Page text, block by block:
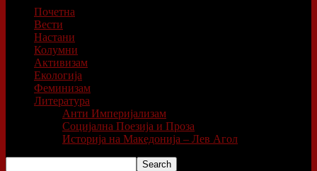
Почетна
Вести
Настани
Колумни
Активизам
Екологија
Феминизам
Литература
Анти Империјализам
Социјална Поезија и Проза
Историја на Македонија – Лев Агол